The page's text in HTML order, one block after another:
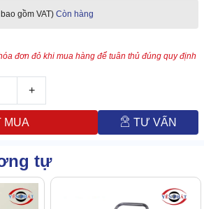
gồm VAT) Còn hàng
đơn đỏ khi mua hàng để tuân thủ đúng quy định
+
MUA TƯ VẤN
tự